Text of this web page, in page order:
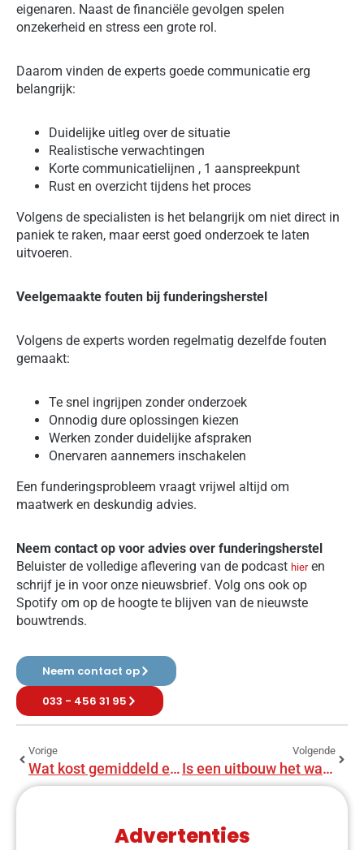
eigenaren. Naast de financiële gevolgen spelen
onzekerheid en stress een grote rol.
Daarom vinden de experts goede communicatie erg
belangrijk:
Duidelijke uitleg over de situatie
Realistische verwachtingen
Korte communicatielijnen , 1 aanspreekpunt
Rust en overzicht tijdens het proces
Volgens de specialisten is het belangrijk om niet direct in
paniek te raken, maar eerst goed onderzoek te laten
uitvoeren.
Veelgemaakte fouten bij funderingsherstel
Volgens de experts worden regelmatig dezelfde fouten
gemaakt:
Te snel ingrijpen zonder onderzoek
Onnodig dure oplossingen kiezen
Werken zonder duidelijke afspraken
Onervaren aannemers inschakelen
Een funderingsprobleem vraagt vrijwel altijd om
maatwerk en deskundig advies.
Neem contact op voor advies over funderingsherstel
Beluister de volledige aflevering van de podcast hieren
schrijf je in voor onze nieuwsbrief. Volg ons ook op
Spotify om op de hoogte te blijven van de nieuwste
bouwtrends.
Neem contact op
033 - 456 31 95
Vorige
Wat kost gemiddeld een uitbouw?
Volgende
Is een uitbouw het waard?
Advertenties